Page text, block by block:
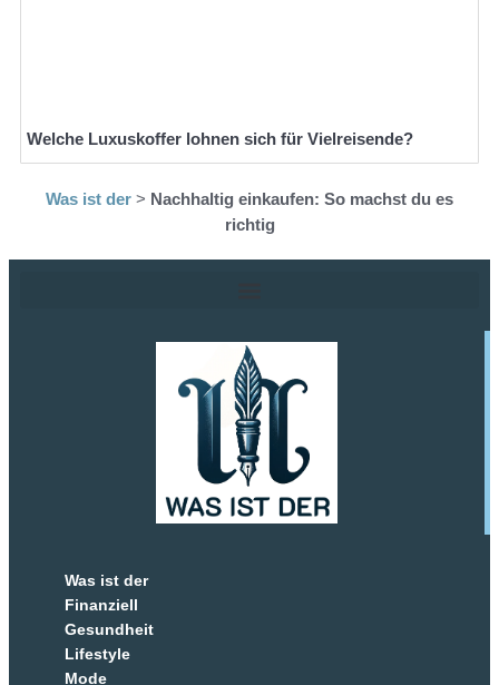
Welche Luxuskoffer lohnen sich für Vielreisende?
Was ist der > Nachhaltig einkaufen: So machst du es
richtig
Was ist der
Finanziell
Gesundheit
Lifestyle
Mode